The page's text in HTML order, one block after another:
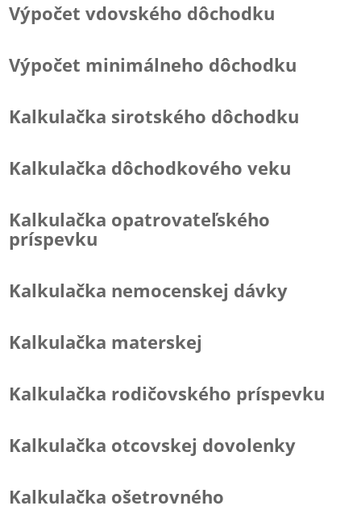
Výpočet vdovského dôchodku
Výpočet minimálneho dôchodku
Kalkulačka sirotského dôchodku
Kalkulačka dôchodkového veku
Kalkulačka opatrovateľského
príspevku
Kalkulačka nemocenskej dávky
Kalkulačka materskej
Kalkulačka rodičovského príspevku
Kalkulačka otcovskej dovolenky
Kalkulačka ošetrovného